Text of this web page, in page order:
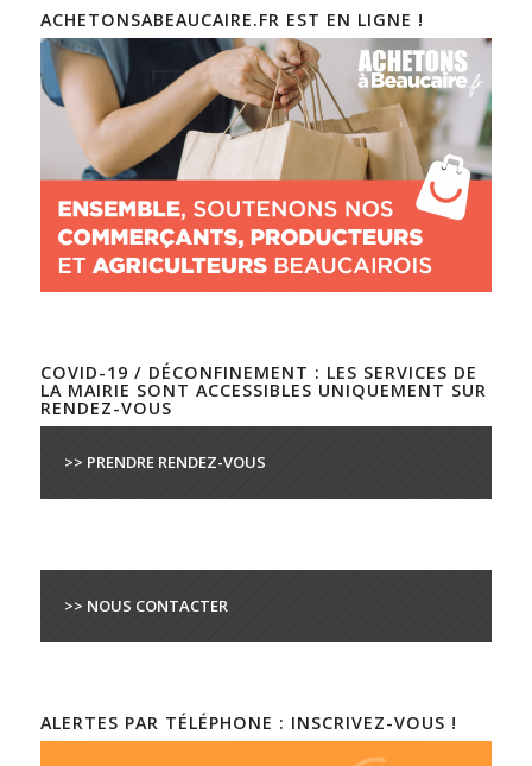
ACHETONSABEAUCAIRE.FR EST EN LIGNE !
COVID-19 / DÉCONFINEMENT : LES SERVICES DE
LA MAIRIE SONT ACCESSIBLES UNIQUEMENT SUR
RENDEZ-VOUS
>> PRENDRE RENDEZ-VOUS
>> NOUS CONTACTER
ALERTES PAR TÉLÉPHONE : INSCRIVEZ-VOUS !